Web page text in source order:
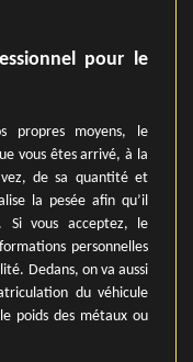
pour le
propres moyens, le
vous êtes arrivé, à la
de sa quantité et
la pesée afin qu’il
Si vous acceptez, le
personnelles
Dedans, on va aussi
du véhicule
poids des métaux ou